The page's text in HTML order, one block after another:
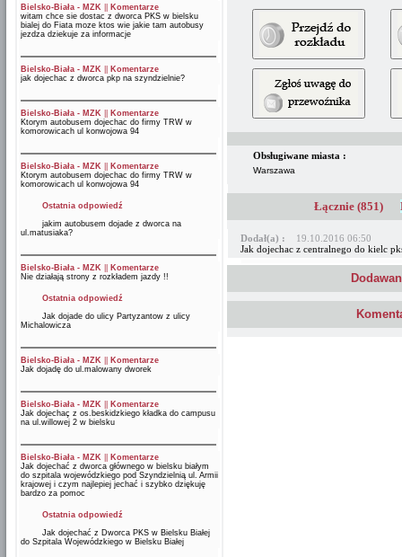
Bielsko-Biała - MZK
Komentarze
witam chce sie dostac z dworca PKS w bielsku
bialej do Fiata moze ktos wie jakie tam autobusy
jezdza dziekuje za informacje
Bielsko-Biała - MZK
Komentarze
jak dojechac z dworca pkp na szyndzielnie?
Bielsko-Biała - MZK
Komentarze
Ktorym autobusem dojechac do firmy TRW w
komorowicach ul konwojowa 94
Bielsko-Biała - MZK
Komentarze
Ktorym autobusem dojechac do firmy TRW w
komorowicach ul konwojowa 94
Ostatnia odpowiedź
jakim autobusem dojade z dworca na
ul.matusiaka?
Bielsko-Biała - MZK
Komentarze
Nie działają strony z rozkładem jazdy !!
Ostatnia odpowiedź
Jak dojade do ulicy Partyzantow z ulicy
Michalowicza
Bielsko-Biała - MZK
Komentarze
Jak dojadę do ul.malowany dworek
Bielsko-Biała - MZK
Komentarze
Jak dojechaç z os.beskidzkiego kładka do campusu
na ul.willowej 2 w bielsku
Bielsko-Biała - MZK
Komentarze
Jak dojechać z dworca głównego w bielsku białym
do szpitala wojewódzkiego pod Szyndzielnią ul. Armii
krajowej i czym najlepiej jechać i szybko dziękuję
bardzo za pomoc
Ostatnia odpowiedź
Jak dojechać z Dworca PKS w Bielsku Białej
do Szpitala Wojewódzkiego w Bielsku Białej
Obsługiwane miasta :
Warszawa
Łącznie (851)
Dodał(a) :
19.10.2016 06:50
Jak dojechac z centralnego do kielc